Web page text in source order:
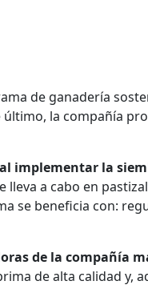
de ganadería
la compañía
implementar la
lleva a cabo en
se beneficia con:
de la compañía
de alta calidad y,